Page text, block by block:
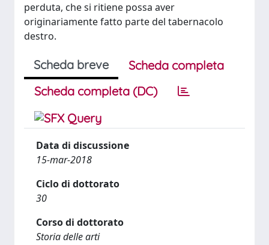
perduta, che si ritiene possa aver
originariamente fatto parte del tabernacolo
destro.
Scheda breve
Scheda completa
Scheda completa (DC)
Data di discussione
15-mar-2018
Ciclo di dottorato
30
Corso di dottorato
Storia delle arti